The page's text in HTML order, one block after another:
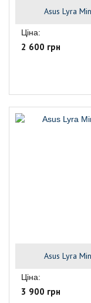
Asus Lyra
Ціна:
2 600 грн
Asus Lyra
Ціна:
3 900 грн